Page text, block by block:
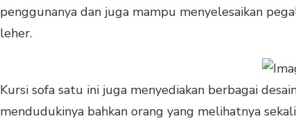
penggunanya dan juga mampu menyelesaikan
leher.
Kursi sofa satu ini juga menyediakan berbagai
mendudukinya bahkan orang yang melihatnya